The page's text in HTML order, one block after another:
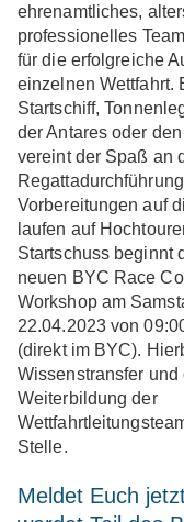
ehrenamtliches,
professionelles
für die erfolgreiche
einzelnen Wettfahrt.
Startschiff,
der Antares oder
vereint der Spaß an
Vorbereitungen auf
laufen auf
Startschuss beginnt
neuen BYC Race
Workshop am
22.04.2023 von
(direkt im BYC).
Wissenstransfer und
Weiterbildung der
Stelle.
Meldet Euch